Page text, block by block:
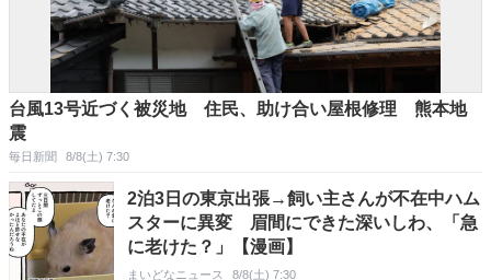
台風13号近づく被災地 住民、助け合い屋根修理 熊本地
震
毎日新聞 8/8(土) 7:30
2泊3日の東京出張→飼い主さんが不在中ハム
スターに異変 眉間にできた深いしわ、「急
に老けた？」【漫画】
まいどなニュース 8/8(土) 7:30